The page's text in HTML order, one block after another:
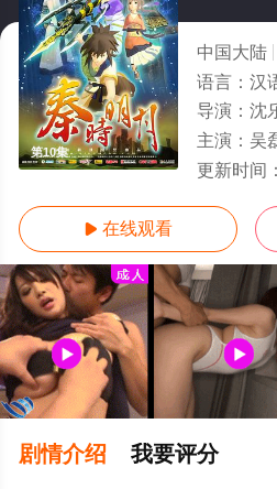
第10集
中国大陆
语言： 汉
导演： 沈
主演： 吴
更新时间：
 在线观看
剧情介绍 我要评分